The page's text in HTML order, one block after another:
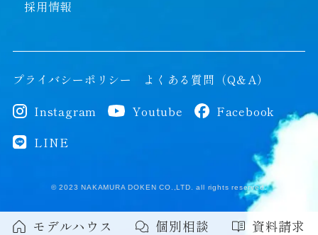
モデルハウス 個別相談 資料請求
採用情報
プライバシーポリシー
よくある質問（Q＆A）
Instagram
Youtube
Facebook
LINE
© 2023 NAKAMURA DOKEN CO.,LTD. all rights reserved.